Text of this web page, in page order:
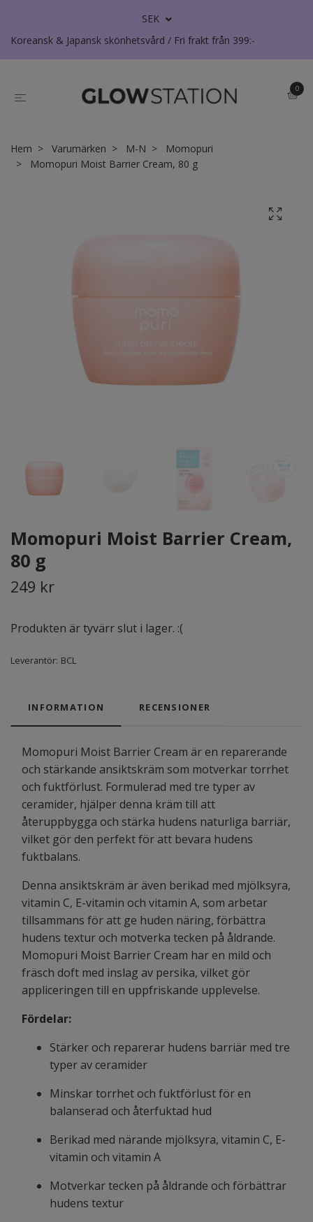
SEK
Koreansk & Japansk skönhetsvård / Fri frakt från 399:-
0
Hem Varumärken M-N
Momopuri
Momopuri Moist Barrier Cream, 80 g
Momopuri Moist Barrier Cream,
80 g
249 kr
Produkten är tyvärr slut i lager. :(
Leverantör: BCL
INFORMATION RECENSIONER
Momopuri Moist Barrier Cream är en reparerande
och stärkande ansiktskräm som motverkar torrhet
och fuktförlust. Formulerad med tre typer av
ceramider, hjälper denna kräm till att
återuppbygga och stärka hudens naturliga barriär,
vilket gör den perfekt för att bevara hudens
fuktbalans.
Denna ansiktskräm är även berikad med mjölksyra,
vitamin C, E-vitamin och vitamin A, som arbetar
tillsammans för att ge huden näring, förbättra
hudens textur och motverka tecken på åldrande.
Momopuri Moist Barrier Cream har en mild och
fräsch doft med inslag av persika, vilket gör
appliceringen till en uppfriskande upplevelse.
Fördelar:
Stärker och reparerar hudens barriär med tre
typer av ceramider
Minskar torrhet och fuktförlust för en
balanserad och återfuktad hud
Berikad med närande mjölksyra, vitamin C, E-
vitamin och vitamin A
Motverkar tecken på åldrande och förbättrar
hudens textur